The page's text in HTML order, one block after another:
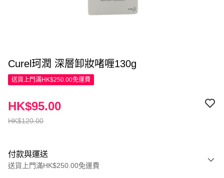
Curel珂潤 深層卸妝啫喱130g
送貨上門滿HK$250.00免運費
HK$120.00
HK$95.00
付款與運送
送貨上門滿HK$250.00免運費